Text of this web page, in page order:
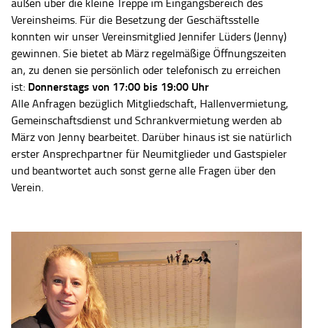
außen über die kleine Treppe im Eingangsbereich des
Vereinsheims. Für die Besetzung der Geschäftsstelle
konnten wir unser Vereinsmitglied Jennifer Lüders (Jenny)
gewinnen. Sie bietet ab März regelmäßige Öffnungszeiten
an, zu denen sie persönlich oder telefonisch zu erreichen
ist: Donnerstags von 17:00 bis 19:00 Uhr
Alle Anfragen bezüglich Mitgliedschaft, Hallenvermietung,
Gemeinschaftsdienst und Schrankvermietung werden ab
März von Jenny bearbeitet. Darüber hinaus ist sie natürlich
erster Ansprechpartner für Neumitglieder und Gastspieler
und beantwortet auch sonst gerne alle Fragen über den
Verein.